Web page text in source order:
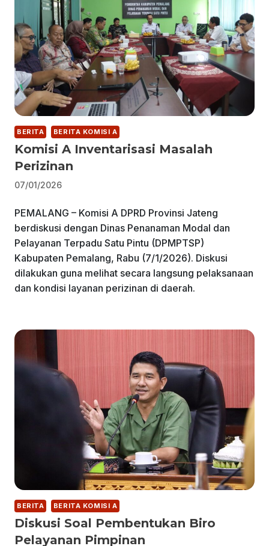
BERITA BERITA KOMISI A
Komisi A Inventarisasi Masalah
Perizinan
07/01/2026
PEMALANG – Komisi A DPRD Provinsi Jateng
berdiskusi dengan Dinas Penanaman Modal dan
Pelayanan Terpadu Satu Pintu (DPMPTSP)
Kabupaten Pemalang, Rabu (7/1/2026). Diskusi
dilakukan guna melihat secara langsung pelaksanaan
dan kondisi layanan perizinan di daerah.
BERITA BERITA KOMISI A
Diskusi Soal Pembentukan Biro
Pelayanan Pimpinan